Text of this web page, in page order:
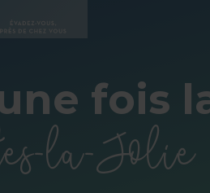
fois
la-Jolie